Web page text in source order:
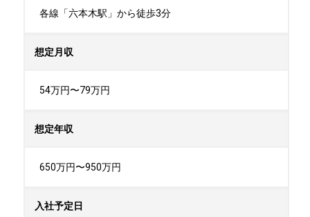
各線「六本木駅」から徒歩3分
想定月収
54万円〜79万円
想定年収
650万円〜950万円
入社予定日